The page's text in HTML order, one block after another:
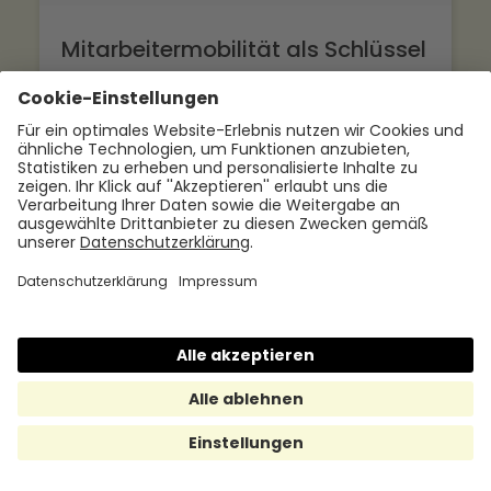
Mitarbeitermobilität als Schlüssel
zum attraktiven Arbeitsplatz
7.11.2024